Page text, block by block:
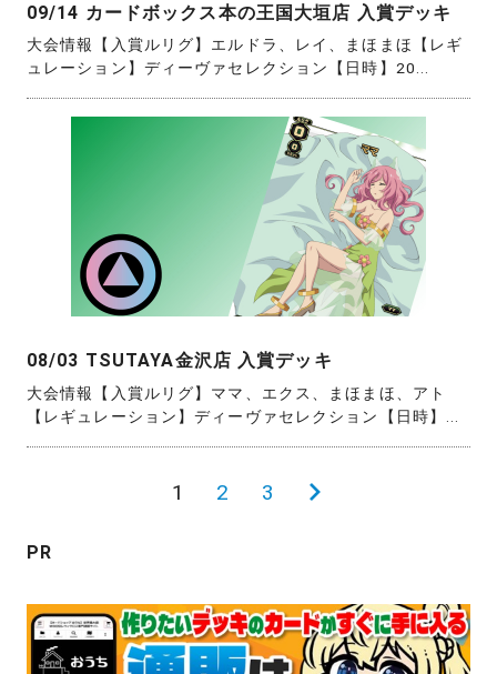
09/14 カードボックス本の王国大垣店 入賞デッキ
大会情報【入賞ルリグ】エルドラ、レイ、まほまほ【レギ
ュレーション】ディーヴァセレクション【日時】20...
08/03 TSUTAYA金沢店 入賞デッキ
大会情報【入賞ルリグ】ママ、エクス、まほまほ、アト
【レギュレーション】ディーヴァセレクション【日時】...
の
ペ
ー
1 2 3
次
ー
ジ
PR